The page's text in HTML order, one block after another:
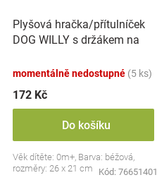
Plyšová hračka/přítulníček
DOG WILLY s držákem na
momentálně nedostupné (5 ks)
172 Kč
Do košíku
Věk dítěte: 0m+, Barva: béžová,
rozměry: 26 x 21 cm
Kód: 76651401